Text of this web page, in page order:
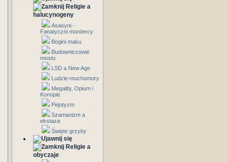
Religie a
halucynogeny
Asasyni -
Fanatyczni mordercy
Bogini maku
Budowniczowie
mostu
LSD a New Age
Ludzie-muchomory
Megality, Opium i
Konopie
Pejotyzm
Szamanizm a
ekstaza
Święte grzyby
Religie a
obyczaje